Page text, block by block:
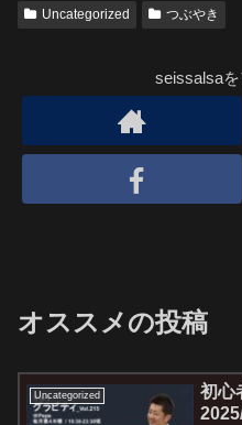
Uncategorized つぶやき
seissalsa
オススメの投稿
Uncategorized
初心